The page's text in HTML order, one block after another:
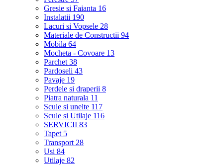
Gresie si Faianta 16
Instalatii 190
Lacuri si Vopsele 28
Materiale de Constructii 94
Mobila 64
Mocheta - Covoare 13
Parchet 38
Pardoseli 43
Pavaje 19
Perdele si draperii 8
Piatra naturala 11
Scule si unelte 117
Scule si Utilaje 116
SERVICII 83
Tapet 5
Transport 28
Usi 84
Utilaje 82